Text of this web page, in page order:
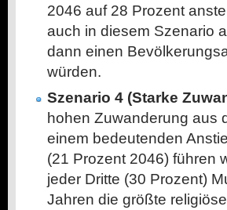
2046 auf 28 Prozent
auch in diesem Szenario
dann einen
würden.
Szenario 4 (Starke
hohen Zuwanderung aus
einem bedeutenden
(21 Prozent 2046) führen
jeder Dritte (30 Prozent)
Jahren die größte